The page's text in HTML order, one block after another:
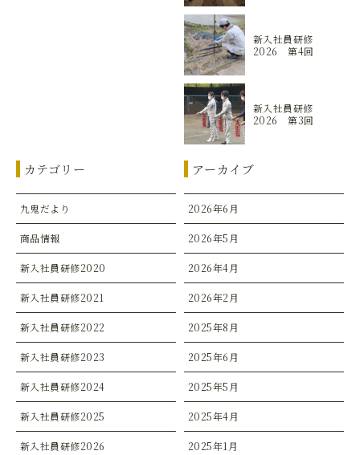
新入社員研修
2026 第4回
新入社員研修
2026 第3回
カテゴリー
九鬼だより
商品情報
新入社員研修2020
新入社員研修2021
新入社員研修2022
新入社員研修2023
新入社員研修2024
新入社員研修2025
新入社員研修2026
アーカイブ
2026年6月
2026年5月
2026年4月
2026年2月
2025年8月
2025年6月
2025年5月
2025年4月
2025年1月